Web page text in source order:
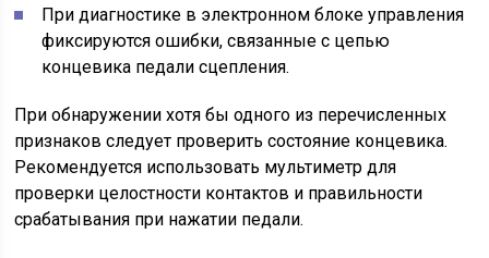
При диагностике в электронном блоке управления
фиксируются ошибки, связанные с цепью
концевика педали сцепления.
При обнаружении хотя бы одного из перечисленных
признаков следует проверить состояние концевика.
Рекомендуется использовать мультиметр для
проверки целостности контактов и правильности
срабатывания при нажатии педали.